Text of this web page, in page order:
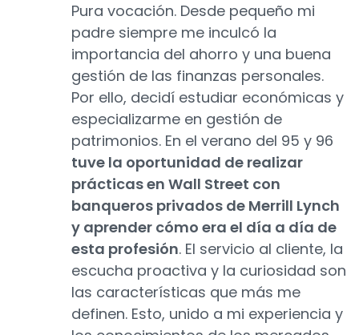
Pura vocación. Desde pequeño mi
padre siempre me inculcó la
importancia del ahorro y una buena
gestión de las finanzas personales.
Por ello, decidí estudiar económicas y
especializarme en gestión de
patrimonios. En el verano del 95 y 96
tuve la oportunidad de realizar
prácticas en Wall Street con
banqueros privados de Merrill Lynch
y aprender cómo era el día a día de
esta profesión. El servicio al cliente, la
escucha proactiva y la curiosidad son
las características que más me
definen. Esto, unido a mi experiencia y